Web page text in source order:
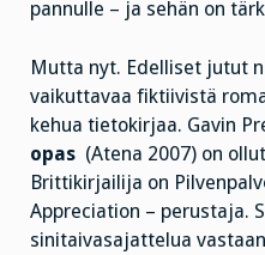
pannulle – ja sehän on
Mutta nyt. Edelliset jutut
vaikuttavaa fiktiivistä
kehua tietokirjaa. Gavin
opas (Atena 2007) on
Brittikirjailija on
Appreciation – perustaja.
sinitaivasajattelua